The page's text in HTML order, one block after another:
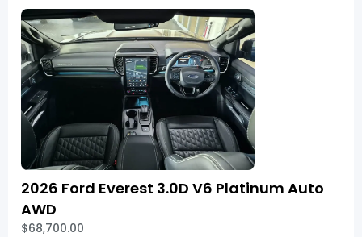
2026 Ford Everest 3.0D V6 Platinum Auto
AWD
$68,700.00